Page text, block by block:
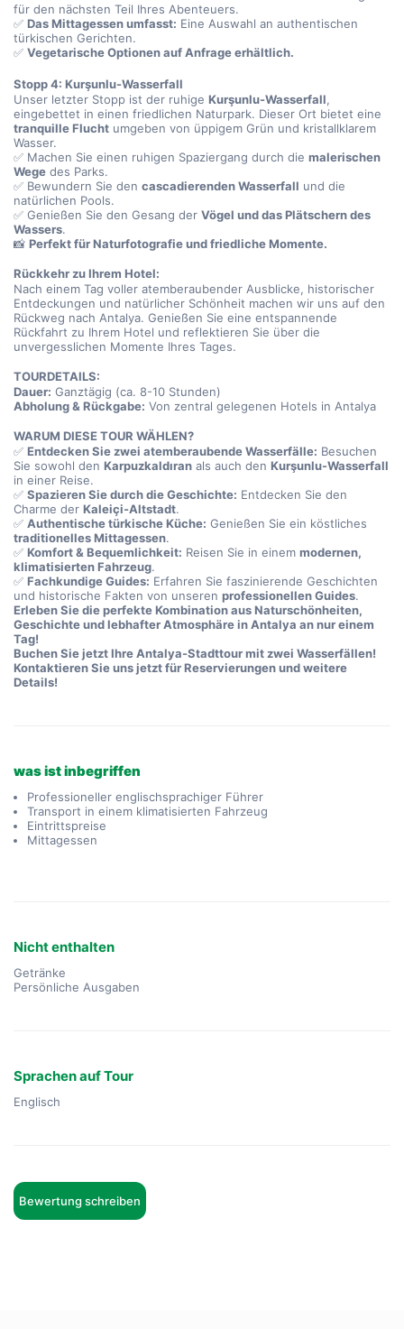
für den nächsten Teil Ihres Abenteuers.
✅ Das Mittagessen umfasst: Eine Auswahl an authentischen
türkischen Gerichten.
✅ Vegetarische Optionen auf Anfrage erhältlich.
Stopp 4: Kurşunlu-Wasserfall
Unser letzter Stopp ist der ruhige Kurşunlu-Wasserfall,
tranquille Flucht umgeben von üppigem Grün und kristallklarem
Wasser.
✅ Machen Sie einen ruhigen Spaziergang durch die malerischen
Wege des Parks.
✅ Bewundern Sie den cascadierenden Wasserfall und die
natürlichen Pools.
✅ Genießen Sie den Gesang der Vögel und das Plätschern des
Wassers.
📸 Perfekt für Naturfotografie und friedliche Momente.
Rückkehr zu Ihrem Hotel:
Nach einem Tag voller atemberaubender Ausblicke, historischer
Entdeckungen und natürlicher Schönheit machen wir uns auf den
Rückweg nach Antalya. Genießen Sie eine entspannende
Rückfahrt zu Ihrem Hotel und reflektieren Sie über die
unvergesslichen Momente Ihres Tages.
TOURDETAILS:
Dauer: Ganztägig (ca. 8-10 Stunden)
Abholung & Rückgabe: Von zentral gelegenen Hotels in Antalya
WARUM DIESE TOUR WÄHLEN?
✅ Entdecken Sie zwei atemberaubende Wasserfälle: Besuchen
Sie sowohl den Karpuzkaldıran als auch den Kurşunlu-Wasserfall
in einer Reise.
✅ Spazieren Sie durch die Geschichte: Entdecken Sie den
Charme der Kaleiçi-Altstadt.
✅ Authentische türkische Küche:
traditionelles Mittagessen.
✅ Komfort & Bequemlichkeit: Reisen Sie in einem modernen,
klimatisierten Fahrzeug.
✅ Fachkundige Guides: Erfahren Sie faszinierende Geschichten
und historische Fakten von unseren professionellen Guides.
Erleben Sie die perfekte Kombination aus Naturschönheiten,
Geschichte und lebhafter Atmosphäre in Antalya an nur einem
Tag!
Buchen Sie jetzt Ihre Antalya-Stadttour mit zwei Wasserfällen!
Kontaktieren Sie uns jetzt für Reservierungen und weitere
Details!
was ist inbegriffen
Professioneller englischsprachiger Führer
Transport in einem klimatisierten Fahrzeug
Eintrittspreise
Mittagessen
Nicht enthalten
Getränke
Persönliche Ausgaben
Sprachen auf Tour
Englisch
Bewertung schreiben